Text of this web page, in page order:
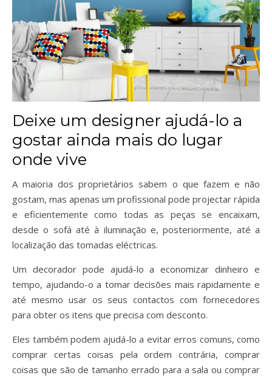
Deixe um designer ajudá-lo a
gostar ainda mais do lugar
onde vive
A maioria dos proprietários sabem o que fazem e não
gostam, mas apenas um profissional pode projectar rápida
e eficientemente como todas as peças se encaixam,
desde o sofá até à iluminação e, posteriormente, até a
localização das tomadas eléctricas.
Um decorador pode ajudá-lo a economizar dinheiro e
tempo, ajudando-o a tomar decisões mais rapidamente e
até mesmo usar os seus contactos com fornecedores
para obter os itens que precisa com desconto.
Eles também podem ajudá-lo a evitar erros comuns, como
comprar certas coisas pela ordem contrária, comprar
coisas que são de tamanho errado para a sala ou comprar